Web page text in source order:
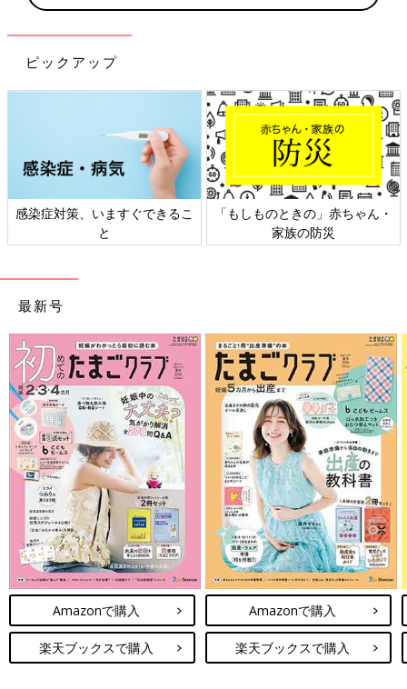
＼月間投稿数80万件以上／ 同じ出産予定月の妊婦さん同士で情
をご用意♪
無料公式アプリをダウンロード ＞
※上記の投稿は、アプリ「まいにちのたまひよ」ルームに投稿されたものから引用
しており、アイコン画像やユーザ名など一部編集しています。
ピックアップ
感染症対策、いますぐできるこ
と
「もしものときの」赤ちゃん・
家族の防災
最新号
Amazonで購入
楽天ブックスで購入
Amazonで購入
楽天ブックスで購入